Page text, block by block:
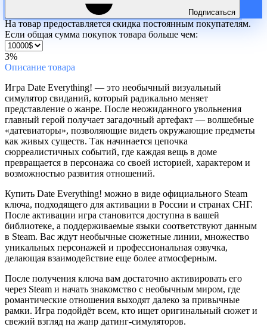
Подписаться
На товар предоставляется скидка постоянным покупателям.
Если общая сумма покупок товара больше чем:
3%
Описание товара
Игра Date Everything! — это необычный визуальный
симулятор свиданий, который радикально меняет
представление о жанре. После неожиданного увольнения
главный герой получает загадочный артефакт — волшебные
«датевиаторы», позволяющие видеть окружающие предметы
как живых существ. Так начинается цепочка
сюрреалистичных событий, где каждая вещь в доме
превращается в персонажа со своей историей, характером и
возможностью развития отношений.
Купить Date Everything! можно в виде официального Steam
ключа, подходящего для активации в России и странах СНГ.
После активации игра становится доступна в вашей
библиотеке, а поддерживаемые языки соответствуют данным
в Steam. Вас ждут необычные сюжетные линии, множество
уникальных персонажей и профессиональная озвучка,
делающая взаимодействие еще более атмосферным.
После получения ключа вам достаточно активировать его
через Steam и начать знакомство с необычным миром, где
романтические отношения выходят далеко за привычные
рамки. Игра подойдёт всем, кто ищет оригинальный сюжет и
свежий взгляд на жанр датинг-симуляторов.